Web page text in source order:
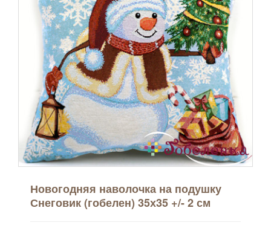
Новогодняя наволочка на подушку
Снеговик (гобелен) 35х35 +/- 2 см